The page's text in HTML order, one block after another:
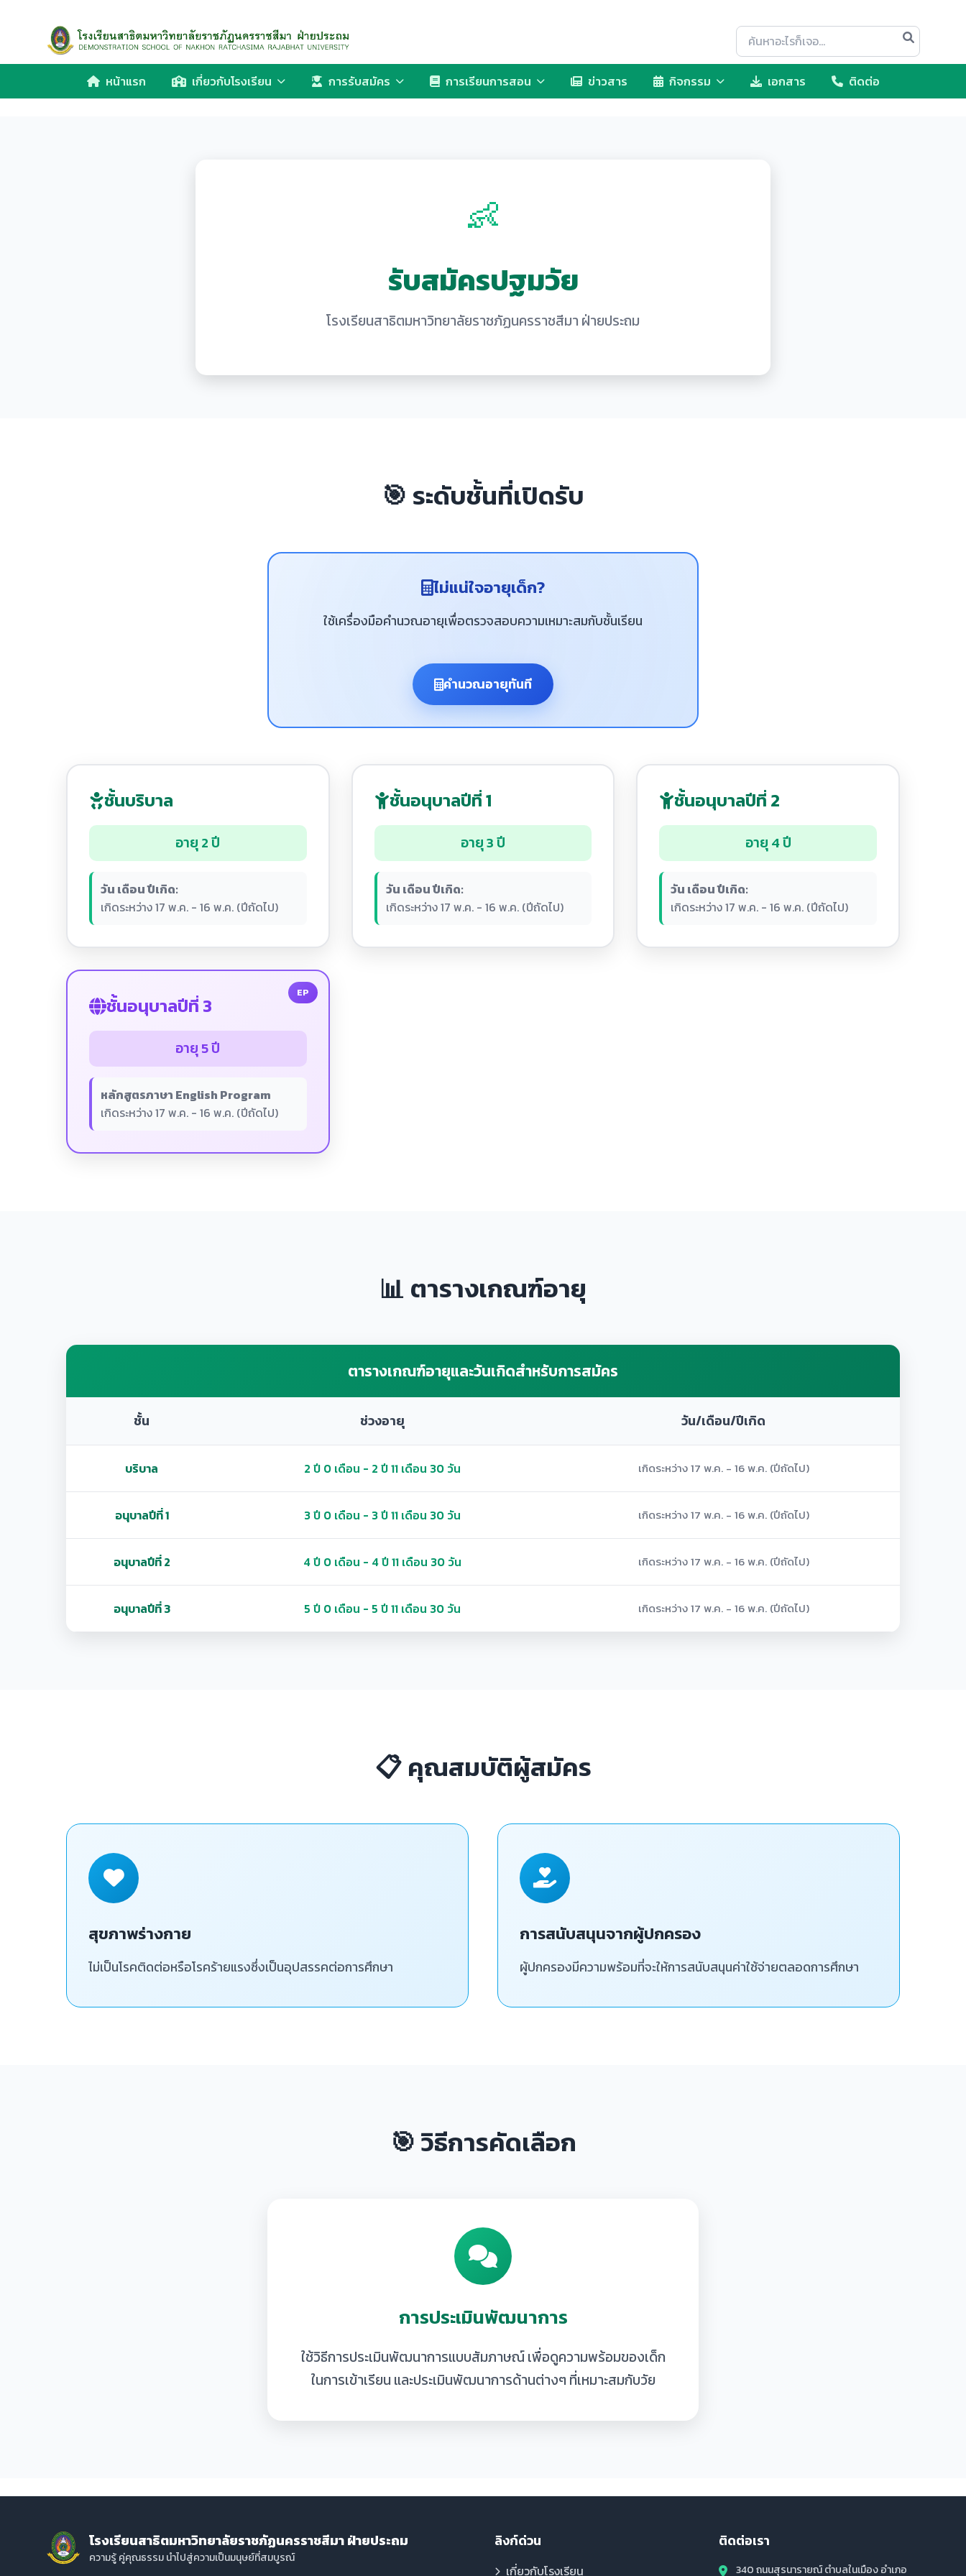
หน้าแรก เกี่ยวกับโรงเรียน การรับสมัคร การเรียนการสอน ข่าวสาร กิจกรรม เอกสาร ติดต่อ
👶
รับสมัครปฐมวัย
โรงเรียนสาธิตมหาวิทยาลัยราชภัฏนครราชสีมา ฝ่ายประถม
🎯 ระดับชั้นที่เปิดรับ
ไม่แน่ใจอายุเด็ก?
ใช้เครื่องมือคำนวณอายุเพื่อตรวจสอบความเหมาะสมกับชั้นเรียน
คำนวณอายุทันที
ชั้นบริบาล
อายุ 2 ปี
วัน เดือน ปีเกิด:
เกิดระหว่าง 17 พ.ค. - 16 พ.ค. (ปีถัดไป)
ชั้นอนุบาลปีที่ 1
อายุ 3 ปี
วัน เดือน ปีเกิด:
เกิดระหว่าง 17 พ.ค. - 16 พ.ค. (ปีถัดไป)
ชั้นอนุบาลปีที่ 2
อายุ 4 ปี
วัน เดือน ปีเกิด:
เกิดระหว่าง 17 พ.ค. - 16 พ.ค. (ปีถัดไป)
EP
ชั้นอนุบาลปีที่ 3
อายุ 5 ปี
หลักสูตรภาษา English Program
เกิดระหว่าง 17 พ.ค. - 16 พ.ค. (ปีถัดไป)
📊 ตารางเกณฑ์อายุ
ตารางเกณฑ์อายุและวันเกิดสำหรับการสมัคร
ชั้น ช่วงอายุ วัน/เดือน/ปีเกิด
บริบาล 2 ปี 0 เดือน - 2 ปี 11 เดือน 30 วัน เกิดระหว่าง 17 พ.ค. - 16 พ.ค. (ปีถัดไป)
อนุบาลปีที่ 1 3 ปี 0 เดือน - 3 ปี 11 เดือน 30 วัน เกิดระหว่าง 17 พ.ค. - 16 พ.ค. (ปีถัดไป)
อนุบาลปีที่ 2 4 ปี 0 เดือน - 4 ปี 11 เดือน 30 วัน เกิดระหว่าง 17 พ.ค. - 16 พ.ค. (ปีถัดไป)
อนุบาลปีที่ 3 5 ปี 0 เดือน - 5 ปี 11 เดือน 30 วัน เกิดระหว่าง 17 พ.ค. - 16 พ.ค. (ปีถัดไป)
📋 คุณสมบัติผู้สมัคร
สุขภาพร่างกาย
ไม่เป็นโรคติดต่อหรือโรคร้ายแรงซึ่งเป็นอุปสรรคต่อการศึกษา
การสนับสนุนจากผู้ปกครอง
ผู้ปกครองมีความพร้อมที่จะให้การสนับสนุนค่าใช้จ่ายตลอดการศึกษา
🎯 วิธีการคัดเลือก
การประเมินพัฒนาการ
ใช้วิธีการประเมินพัฒนาการแบบสัมภาษณ์ เพื่อดูความพร้อมของเด็ก
ในการเข้าเรียน และประเมินพัฒนาการด้านต่างๆ ที่เหมาะสมกับวัย
โรงเรียนสาธิตมหาวิทยาลัยราชภัฏนครราชสีมา ฝ่ายประถม
ความรู้ คู่คุณธรรม นำไปสู่ความเป็นมนุษย์ที่สมบูรณ์
ลิงก์ด่วน
เกี่ยวกับโรงเรียน
ติดต่อเรา
340 ถนนสุรนารายณ์ ตำบลในเมือง อำเภอ